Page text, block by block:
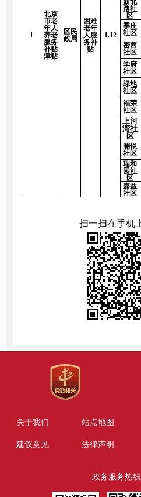
1
北京
市老
年人
养老
服务
补贴
津贴
区民
政局
困难
老年
人服
务补
贴
1.12
新北
路社
区
季庄
社区
密西
社区
学府
社区
绿地
社区
福荣
社区
上河
湾社
区
澜悦
社区
瑞和
园社
区
嘉益
社区
扫一扫在手机
关于我们 站点地图
建议意见 法律声明
政务服务热